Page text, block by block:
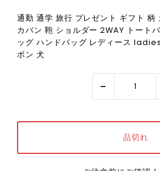
通勤 通学 旅行 プレゼント ギフト 柄
カバン 鞄 ショルダー 2WAY トート
ッグ ハンドバッグ レディース
ボン 犬
-